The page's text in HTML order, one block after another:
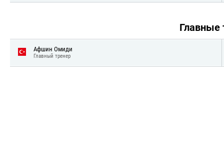
Главные
Афшин Омиди
Главный тренер